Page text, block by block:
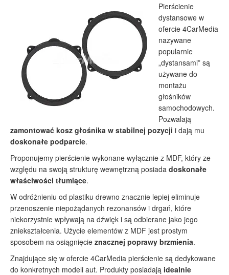
Pierścienie
dystansowe w
ofercie 4CarMedia
nazywane
popularnie
„dystansami” są
używane do
montażu
głośników
samochodowych.
Pozwalają
zamontować kosz głośnika w stabilnej pozycji i dają mu
doskonałe podparcie.
Proponujemy pierścienie wykonane wyłącznie z MDF, który ze
względu na swoją strukturę wewnętrzną posiada doskonałe
właściwości tłumiące.
W odróżnieniu od plastiku drewno znacznie lepiej eliminuje
przenoszenie niepożądanych rezonansów i drgań, które
niekorzystnie wpływają na dźwięk i są odbierane jako jego
zniekształcenia. Użycie elementów z MDF jest prostym
sposobem na osiągnięcie znacznej poprawy brzmienia.
Znajdujące się w ofercie 4CarMedia pierścienie są dedykowane
do konkretnych modeli aut. Produkty posiadają idealnie